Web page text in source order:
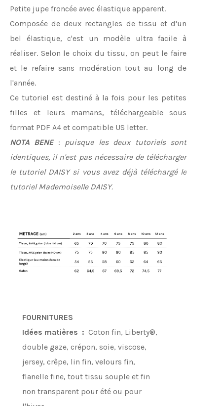
Petite jupe froncée avec élastique apparent.
Composée de deux rectangles de tissu et d'un
bel élastique, c'est un modèle ultra facile à
réaliser. Selon le choix du tissu, on peut le faire
et le refaire sans modération tout au long de
l'année.
Ce tutoriel est destiné à la fois pour les petites
filles et leurs mamans, téléchargeable sous
format PDF A4 et compatible US letter.
NOTA BENE: puisque les deux tutoriels sont
identiques, il n'est pas nécessaire de télécharger
le tutoriel DAISY si vous avez déjà téléchargé le
tutoriel Mademoiselle DAISY.
FOURNITURES
Idées matières : Coton fin, Liberty®,
double gaze, crépon, soie, viscose,
jersey, crêpe, lin fin, velours fin,
flanelle fine, tout tissu souple et fin
non transparent pour été ou pour